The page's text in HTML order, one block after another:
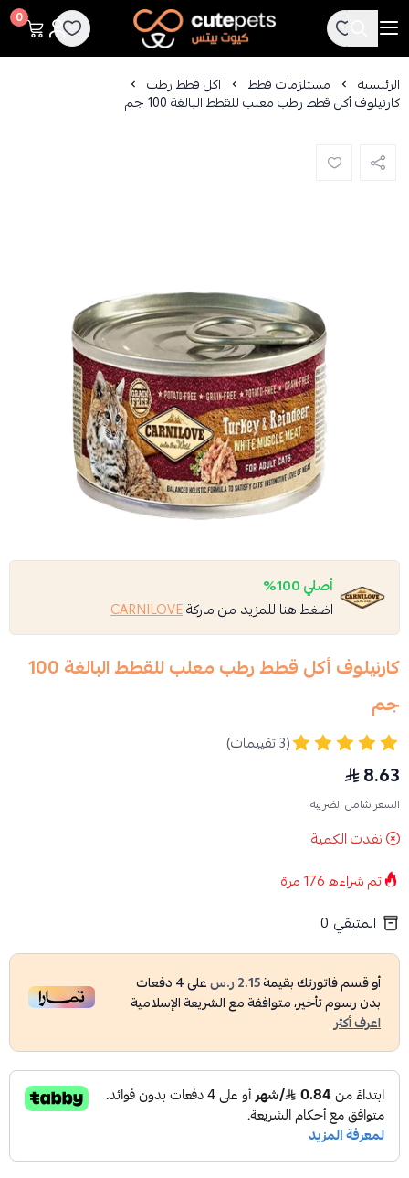
Cutepets
0
الرئيسية مستلزمات قطط اكل قطط رطب
كارنيلوف أكل قطط رطب معلب للقطط البالغة 100 جم
أصلي 100%
اضغط هنا للمزيد من ماركةCARNILOVE
كارنيلوف أكل قطط رطب معلب للقطط البالغة 100
جم
(3 تقييمات)
8.63
السعر شامل الضريبة
نفدت الكمية
تم شراءه176مرة
المتبقي 0
أو قسم فاتورتك بقيمة2.15 ر.س على4دفعات
بدون رسوم تأخير، متوافقة مع الشريعة الإسلامية
اعرف أكثر